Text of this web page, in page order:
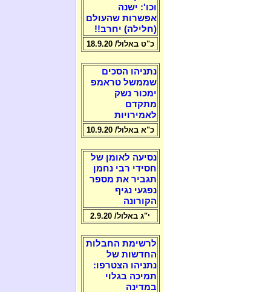
וכו': ישנה
אפשרות שהעולם
(חלילה) יחרב!!
כ"ט באלול/ 18.9.20
נתניהו הסכים
שממשל טראמפ
ימכור נשק
מתקדם
לאמירויות
כ"א באלול/ 10.9.20
נסיעה לאומן של
חסידי רבי נחמן
תגביר את מספר
נפגעי נגיף
הקורונה
י"ג באלול/ 2.9.20
לרשימת החבלות
החדשות של
נתניהו הצטרפו:
תמיכה בגלוי
במדינה